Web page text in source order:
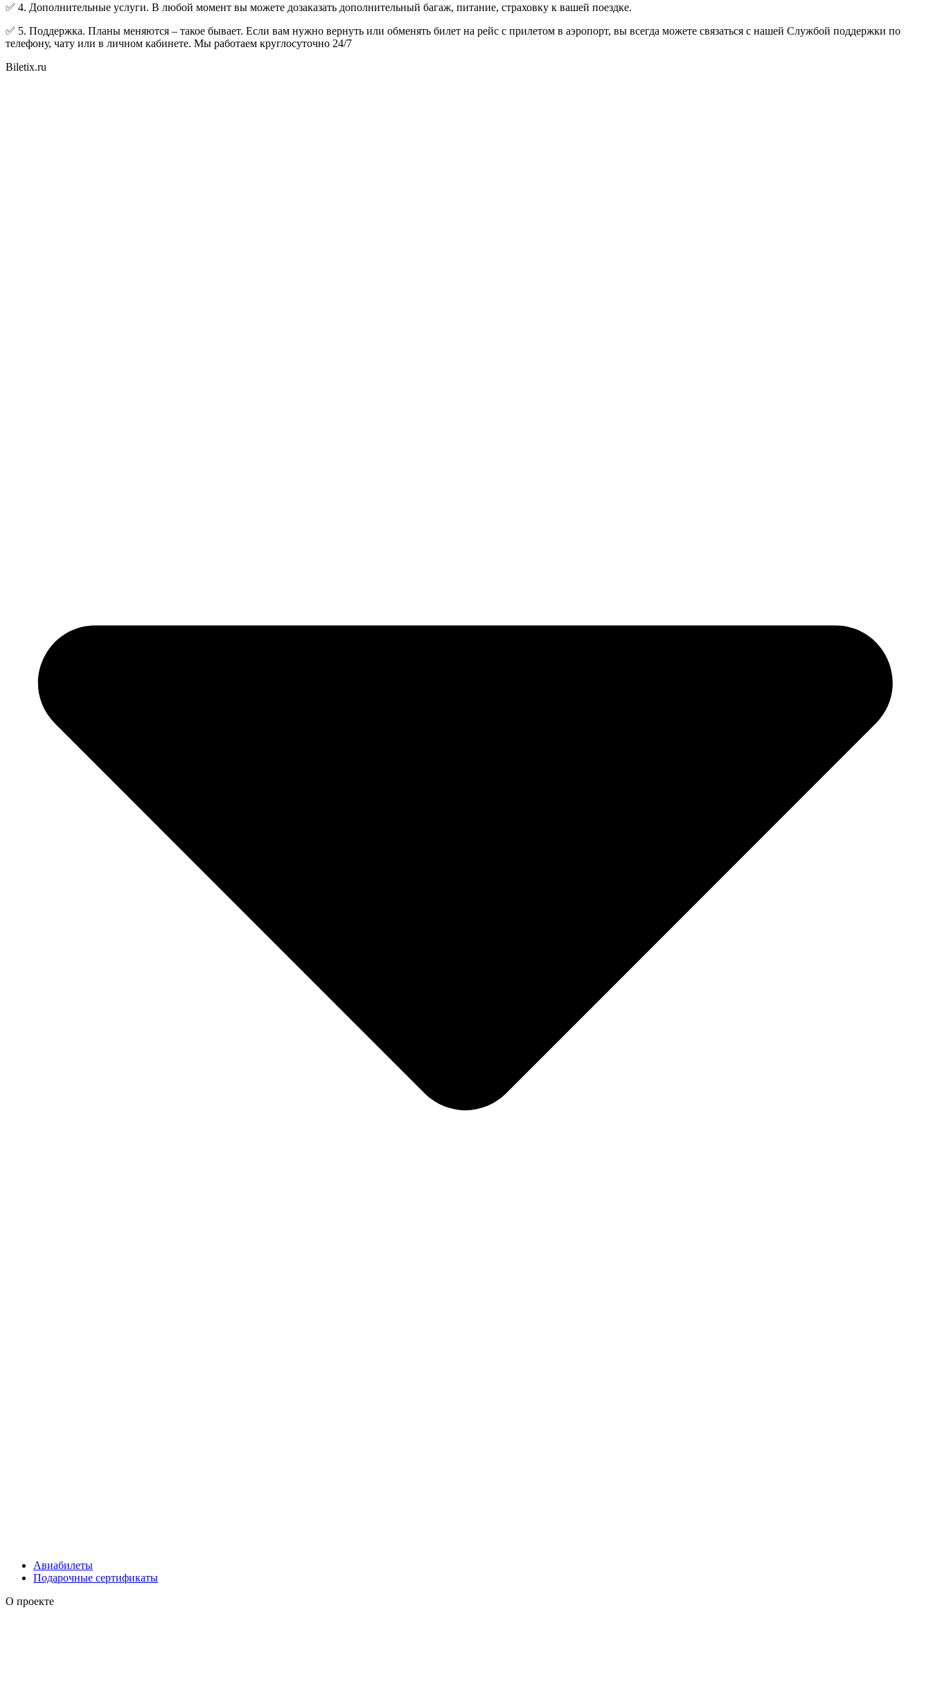
✅ 4. Дополнительные услуги. В любой момент вы можете дозаказать дополнительный багаж, питание, страховку к вашей поездке.
✅ 5. Поддержка. Планы меняются – такое бывает. Если вам нужно вернуть или обменять билет на рейс с прилетом в аэропорт, вы всегда можете связаться с нашей Службой поддержки по
телефону, чату или в личном кабинете. Мы работаем круглосуточно 24/7
Biletix.ru
Авиабилеты
Подарочные сертификаты
О проекте